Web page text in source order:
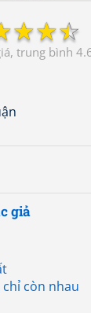
☆
☆
☆
giả
còn nhau